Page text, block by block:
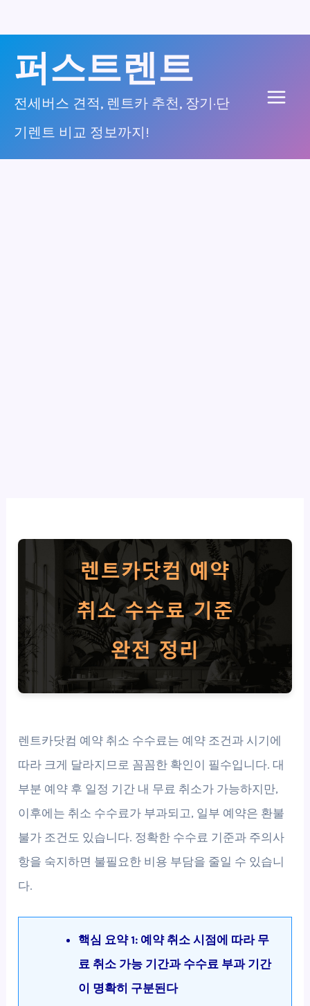
너
퍼스트렌트
전세버스 견적, 렌트카 추천, 장기·단
기렌트 비교 정보까지!
렌트카닷컴 예약 취소 수수료는 예약 조건과 시기에
따라 크게 달라지므로 꼼꼼한 확인이 필수입니다. 대
부분 예약 후 일정 기간 내 무료 취소가 가능하지만,
이후에는 취소 수수료가 부과되고, 일부 예약은 환불
불가 조건도 있습니다. 정확한 수수료 기준과 주의사
항을 숙지하면 불필요한 비용 부담을 줄일 수 있습니
다.
핵심 요약 1: 예약 취소 시점에 따라 무
료 취소 가능 기간과 수수료 부과 기간
이 명확히 구분된다